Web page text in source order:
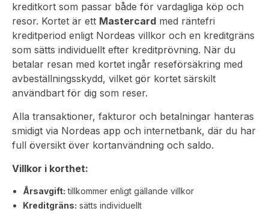
kreditkort som passar både för vardagliga köp och
resor. Kortet är ett Mastercard med räntefri
kreditperiod enligt Nordeas villkor och en kreditgräns
som sätts individuellt efter kreditprövning. När du
betalar resan med kortet ingår reseförsäkring med
avbeställningsskydd, vilket gör kortet särskilt
användbart för dig som reser.
Alla transaktioner, fakturor och betalningar hanteras
smidigt via Nordeas app och internetbank, där du har
full översikt över kortanvändning och saldo.
Villkor i korthet:
Årsavgift: tillkommer enligt gällande villkor
Kreditgräns: sätts individuellt